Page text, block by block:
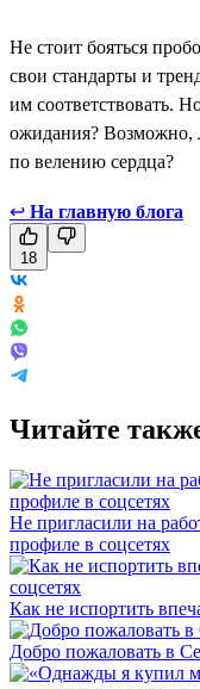
Не стоит бояться
свои стандарты и
им соответствовать.
ожидания? Возможно,
по велению сердца?
↩ На главную блога
18
Читайте
Не пригласили на
профиле в соцсетях
Как не испортить
Добро пожаловать в